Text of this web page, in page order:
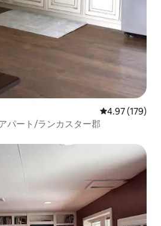
レビュー179
4.97 (179)
パート/ランカスター郡